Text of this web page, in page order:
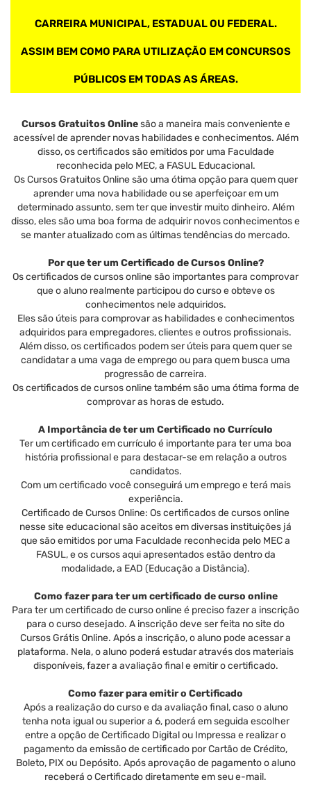
CARREIRA MUNICIPAL, ESTADUAL OU FEDERAL.
ASSIM BEM COMO PARA UTILIZAÇÃO EM CONCURSOS
PÚBLICOS EM TODAS AS ÁREAS.
Cursos Gratuitos Onlinesão a maneira mais conveniente e
acessível de aprender novas habilidades e conhecimentos. Além
disso, os certificados são emitidos por uma Faculdade
reconhecida pelo MEC, a FASUL Educacional.
Os Cursos Gratuitos Online são uma ótima opção para quem quer
aprender uma nova habilidade ou se aperfeiçoar em um
determinado assunto, sem ter que investir muito dinheiro. Além
disso, eles são uma boa forma de adquirir novos conhecimentos e
se manter atualizado com as últimas tendências do mercado.
Por que ter um Certificado de Cursos Online?
Os certificados de cursos online são importantes para comprovar
que o aluno realmente participou do curso e obteve os
conhecimentos nele adquiridos.
Eles são úteis para comprovar as habilidades e conhecimentos
adquiridos para empregadores, clientes e outros profissionais.
Além disso, os certificados podem ser úteis para quem quer se
candidatar a uma vaga de emprego ou para quem busca uma
progressão de carreira.
Os certificados de cursos online também são uma ótima forma de
comprovar as horas de estudo.
A Importância de ter um Certificado no Currículo
Ter um certificado em currículo é importante para ter uma boa
história profissional e para destacar-se em relação a outros
candidatos.
Com um certificado você conseguirá um emprego e terá mais
experiência.
Certificado de Cursos Online: Os certificados de cursos online
nesse site educacional são aceitos em diversas instituições já
que são emitidos por uma Faculdade reconhecida pelo MEC a
FASUL, e os cursos aqui apresentados estão dentro da
modalidade, a EAD (Educação a Distância).
Como fazer para ter um certificado de curso online
Para ter um certificado de curso online é preciso fazer a inscrição
para o curso desejado. A inscrição deve ser feita no site do
Cursos Grátis Online. Após a inscrição, o aluno pode acessar a
plataforma. Nela, o aluno poderá estudar através dos materiais
disponíveis, fazer a avaliação final e emitir o certificado.
Como fazer para emitir o Certificado
Após a realização do curso e da avaliação final, caso o aluno
tenha nota igual ou superior a 6, poderá em seguida escolher
entre a opção de Certificado Digital ou Impressa e realizar o
pagamento da emissão de certificado por Cartão de Crédito,
Boleto, PIX ou Depósito. Após aprovação de pagamento o aluno
receberá o Certificado diretamente em seu e-mail.